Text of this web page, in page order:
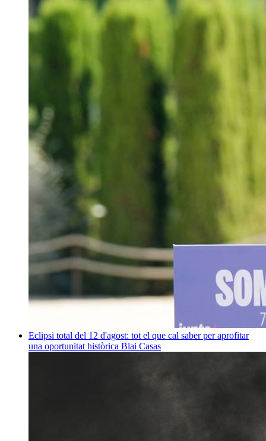
Eclipsi total del 12 d'agost: tot el que cal saber per aprofitar
una oportunitat històrica Blai Casas